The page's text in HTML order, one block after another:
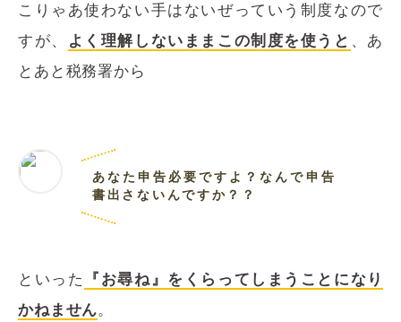
こりゃあ使わない手はないぜっていう制度なので
すが、
よく理解しないままこの制度を使うと 、あ
とあと税務署から
あなた申告必要ですよ？なんで申告
書出さないんですか？？
といった
『お尋ね』をくらってしまうことになり
かねません。